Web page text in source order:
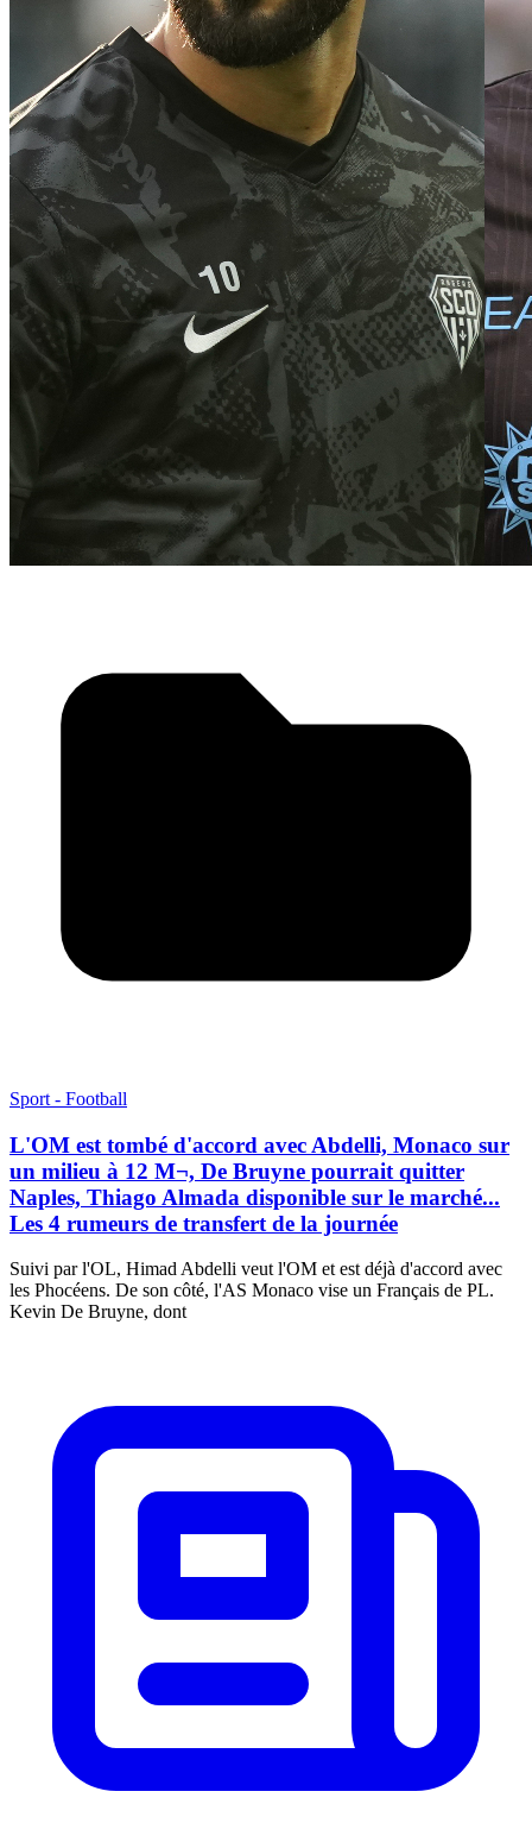
Sport - Football
L'OM est tombé d'accord avec Abdelli, Monaco sur
un milieu à 12 M¬, De Bruyne pourrait quitter
Naples, Thiago Almada disponible sur le marché...
Les 4 rumeurs de transfert de la journée
Suivi par l'OL, Himad Abdelli veut l'OM et est déjà d'accord avec
les Phocéens. De son côté, l'AS Monaco vise un Français de PL.
Kevin De Bruyne, dont